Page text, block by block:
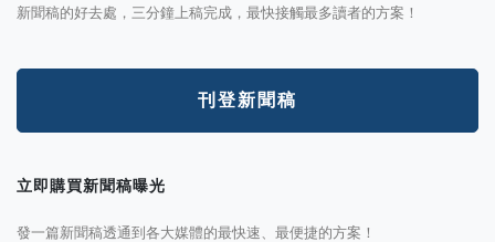
新聞稿的好去處，三分鐘上稿完成，最快接觸最多讀者的方案！
刊登新聞稿
立即購買新聞稿曝光
發一篇新聞稿透通到各大媒體的最快速、最便捷的方案！